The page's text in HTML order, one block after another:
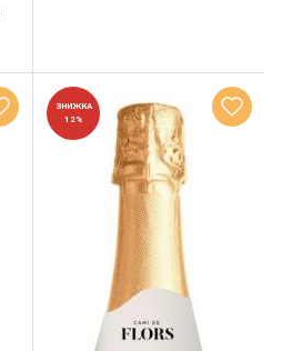
ЗНИЖКА
12%